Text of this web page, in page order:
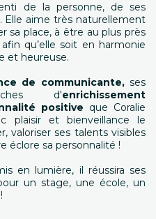
de la personne, de ses
Elle aime très naturellement
sa place, à être au plus près
qu’elle soit en harmonie
et heureuse.
de communicante,ses
d'enrichissement
positive que Coralie
plaisir et bienveillance le
valoriser ses talents visibles
éclore sa personnalité !
en lumière, il réussira ses
un stage, une école, un